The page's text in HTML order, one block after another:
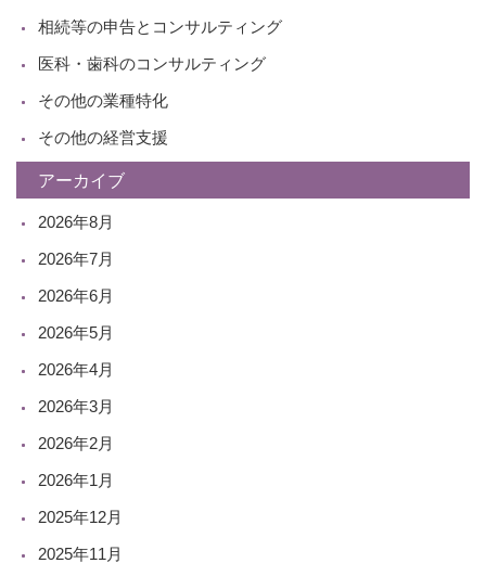
相続等の申告とコンサルティング
医科・歯科のコンサルティング
その他の業種特化
その他の経営支援
アーカイブ
2026年8月
2026年7月
2026年6月
2026年5月
2026年4月
2026年3月
2026年2月
2026年1月
2025年12月
2025年11月